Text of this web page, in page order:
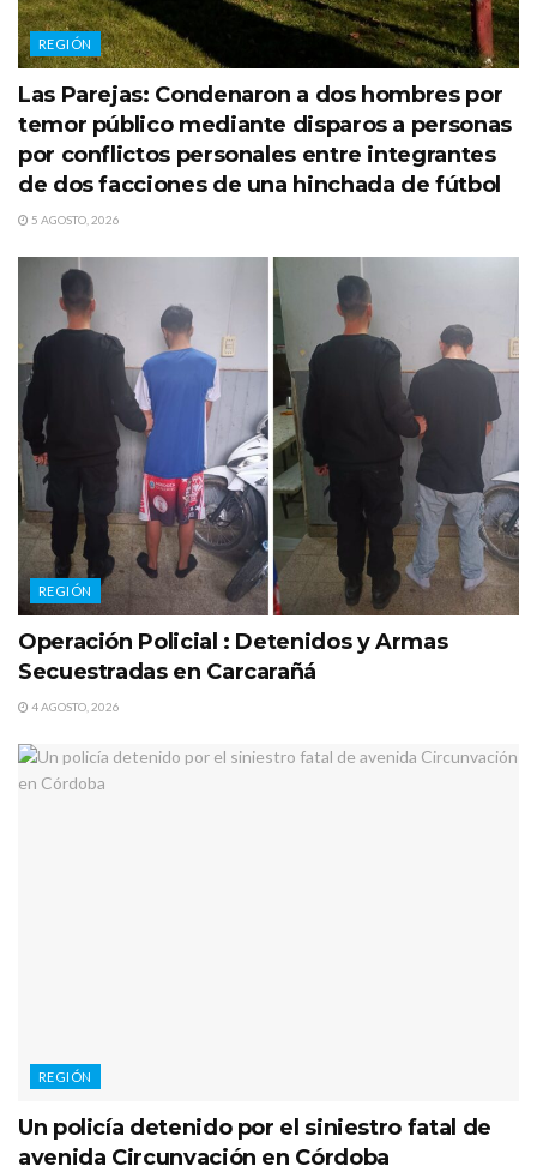
REGIÓN
Las Parejas: Condenaron a dos hombres por
temor público mediante disparos a personas
por conflictos personales entre integrantes
de dos facciones de una hinchada de fútbol
5 AGOSTO, 2026
REGIÓN
Operación Policial : Detenidos y Armas
Secuestradas en Carcarañá
4 AGOSTO, 2026
REGIÓN
Un policía detenido por el siniestro fatal de
avenida Circunvación en Córdoba